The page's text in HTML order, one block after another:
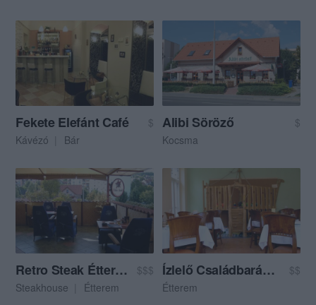
Fekete Elefánt Café
$
Kávézó
Bár
Alibi Söröző
$
Kocsma
Retro Steak Étterem
$$$
Steakhouse
Étterem
Ízlelő Családbarát Étterem
$$
Étterem